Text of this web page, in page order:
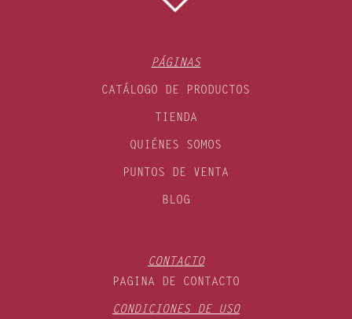
PÁGINAS
CATÁLOGO DE PRODUCTOS
TIENDA
QUIÉNES SOMOS
PUNTOS DE VENTA
BLOG
CONTACTO
PAGINA DE CONTACTO
CONDICIONES DE USO